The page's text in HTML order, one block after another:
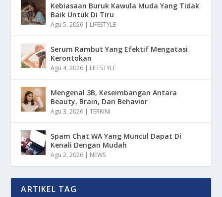
Kebiasaan Buruk Kawula Muda Yang Tidak
Baik Untuk Di Tiru
Agu 5, 2026 | LIFESTYLE
Serum Rambut Yang Efektif Mengatasi
Kerontokan
Agu 4, 2026 | LIFESTYLE
Mengenal 3B, Keseimbangan Antara
Beauty, Brain, Dan Behavior
Agu 3, 2026 |TERKINI
Spam Chat WA Yang Muncul Dapat Di
Kenali Dengan Mudah
Agu 2, 2026 | NEWS
ARTIKEL TAG